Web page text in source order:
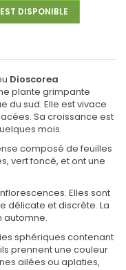
DISPONIBLE
Dioscorea
plante grimpante
du sud. Elle est vivace
Sa croissance est
mois.
composé de feuilles
vert foncé, et ont une
Elles sont
délicate et discrète. La
automne.
sphériques contenant
prennent une couleur
ailées ou aplaties,